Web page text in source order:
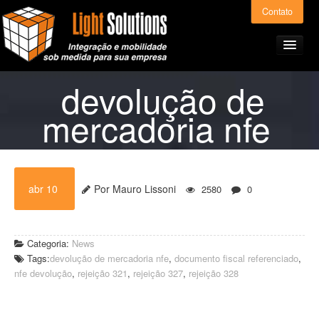
Contato
Produtos e Serviços
Light ERP – Preços
A Light Solutions
devolução de
mercadoria nfe
abr 10 Por Mauro Lissoni 2580 0
Categoria: News
Tags:devolução de mercadoria nfe, documento fiscal referenciado,
nfe devolução, rejeição 321, rejeição 327, rejeição 328